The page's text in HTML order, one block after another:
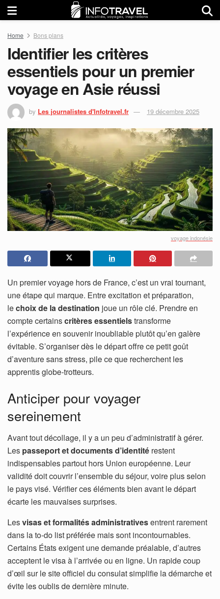
Home Bons plans
Identifier les critères
essentiels pour un premier
voyage en Asie réussi
by Les journalistes d'Infotravel.fr 19 décembre 2025
voyage indonésie
Un premier voyage hors de France, c’est un vrai tournant,
une étape qui marque. Entre excitation et préparation,
lechoix de la destination joue un rôle clé. Prendre en
compte certainscritères essentielstransforme
l’expérience en souvenir inoubliable plutôt qu’en galère
évitable. S’organiser dès le départ offre ce petit goût
d’aventure sans stress, pile ce que recherchent les
apprentis globe-trotteurs.
Anticiper pour voyager
sereinement
Avant tout décollage, il y a un peu d’administratif à gérer.
Les passeport et documents d’identité restent
indispensables partout hors Union européenne. Leur
validité doit couvrir l’ensemble du séjour, voire plus selon
le pays visé. Vérifier ces éléments bien avant le départ
écarte les mauvaises surprises.
Lesvisas et formalités administrativesentrent rarement
dans la to-do list préférée mais sont incontournables.
Certains États exigent une demande préalable, d’autres
acceptent le visa à l’arrivée ou en ligne. Un rapide coup
d’œil sur le site officiel du consulat simplifie la démarche et
évite les oublis de dernière minute.